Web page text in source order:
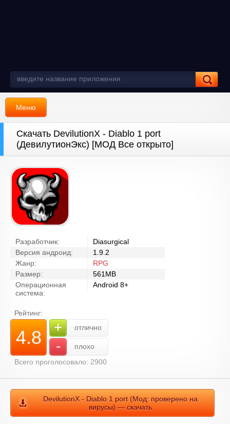
Меню
Скачать DevilutionX - Diablo 1 port
(ДевилутионЭкс) [МОД Все открыто]
Разработчик:
Diasurgical
Версия андроид:
1.9.2
Жанр:
RPG
Размер:
561MB
Операционная
система:
Android 8+
Рейтинг:
4.8 + отлично
-
плохо
Всего проголосовало: 2900
DevilutionX - Diablo 1 port (Мод: проверено на
вирусы) — скачать